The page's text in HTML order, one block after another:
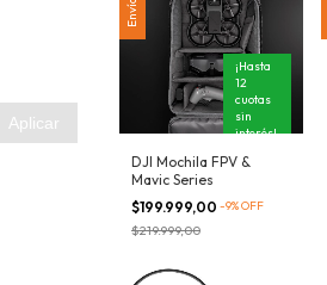
Aplicar
¡Hasta
12
cuotas
sin
interés!
DJI Mochila FPV &
Mavic Series
$199.999,00 -9%OFF
$219.999,00